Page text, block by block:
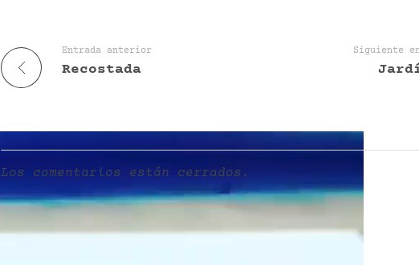
Entrada anterior
Recostada
Siguiente
Los comentarios están cerrados.